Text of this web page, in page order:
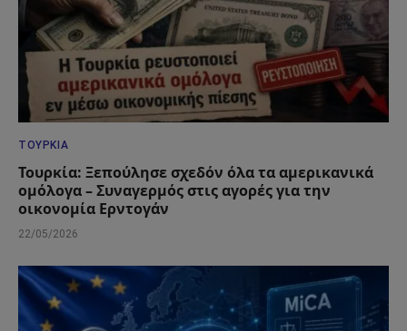
ΤΟΥΡΚΊΑ
Τουρκία: Ξεπούλησε σχεδόν όλα τα αμερικανικά
ομόλογα – Συναγερμός στις αγορές για την
οικονομία Ερντογάν
22/05/2026